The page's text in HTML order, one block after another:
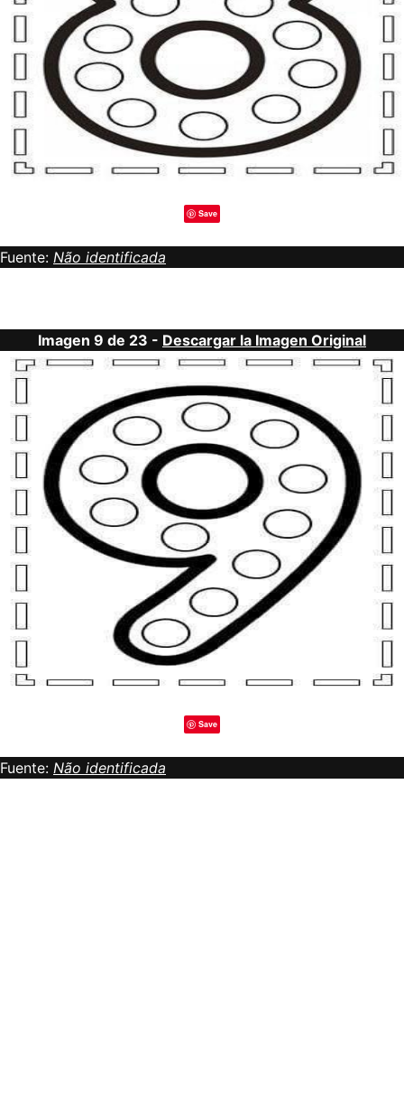
Save
Fuente: Não identificada
Imagen 9 de 23 - Descargar la Imagen Original
Save
Fuente: Não identificada